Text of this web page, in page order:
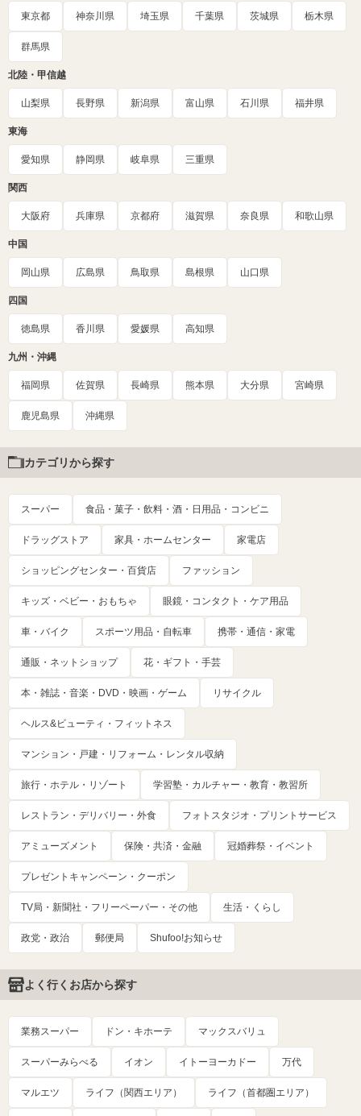
東京都 神奈川県 埼玉県 千葉県 茨城県 栃木県
群馬県
北陸・甲信越
山梨県 長野県 新潟県 富山県 石川県 福井県
東海
愛知県 静岡県 岐阜県 三重県
関西
大阪府 兵庫県 京都府 滋賀県 奈良県 和歌山県
中国
岡山県 広島県 鳥取県 島根県 山口県
四国
徳島県 香川県 愛媛県 高知県
九州・沖縄
福岡県 佐賀県 長崎県 熊本県 大分県 宮崎県
鹿児島県 沖縄県
カテゴリから探す
スーパー 食品・菓子・飲料・酒・日用品・コンビニ
ドラッグストア 家具・ホームセンター 家電店
ショッピングセンター・百貨店 ファッション
キッズ・ベビー・おもちゃ 眼鏡・コンタクト・ケア用品
車・バイク スポーツ用品・自転車 携帯・通信・家電
通販・ネットショップ 花・ギフト・手芸
本・雑誌・音楽・DVD・映画・ゲーム リサイクル
ヘルス&ビューティ・フィットネス
マンション・戸建・リフォーム・レンタル収納
旅行・ホテル・リゾート 学習塾・カルチャー・教育・教習所
レストラン・デリバリー・外食 フォトスタジオ・プリントサービス
アミューズメント 保険・共済・金融 冠婚葬祭・イベント
プレゼントキャンペーン・クーポン
TV局・新聞社・フリーペーパー・その他 生活・くらし
政党・政治 郵便局 Shufoo!お知らせ
よく行くお店から探す
業務スーパー ドン・キホーテ マックスバリュ
スーパーみらべる イオン イトーヨーカドー 万代
マルエツ ライフ（関西エリア） ライフ（首都圏エリア）